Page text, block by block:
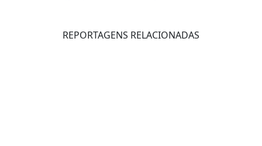
REPORTAGENS RELACIONADAS